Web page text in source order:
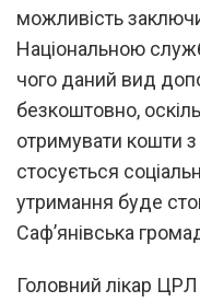
можливість
Національною
чого даний вид
безкоштовно,
отримувати кошти
стосується
утримання буде
Саф’янівська
Головний лікар